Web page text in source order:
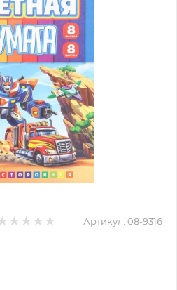
Артикул: 08-9316